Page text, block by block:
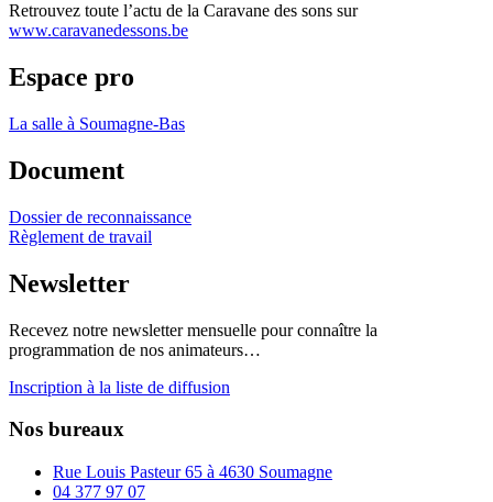
Retrouvez toute l’actu de la Caravane des sons sur
www.caravanedessons.be
Espace pro
La salle à Soumagne-Bas
Document
Dossier de reconnaissance
Règlement de travail
Newsletter
Recevez notre newsletter mensuelle pour connaître la
programmation de nos animateurs…
Inscription à la liste de diffusion
Nos bureaux
Rue Louis Pasteur 65 à 4630 Soumagne
04 377 97 07